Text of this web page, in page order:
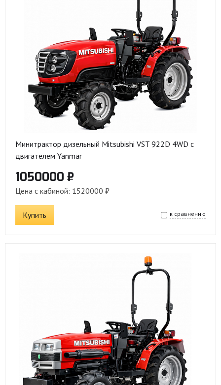
Минитрактор дизельный Mitsubishi VST 922D 4WD с
двигателем Yanmar
1050000 ₽
Цена с кабиной: 1520000 ₽
Купить к сравнению